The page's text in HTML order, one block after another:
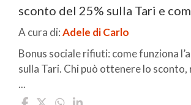
sconto del 25% sulla Tari e
A cura di:Adele di Carlo
Bonus sociale rifiuti: come funziona
sulla Tari. Chi può ottenere lo sconto,
...